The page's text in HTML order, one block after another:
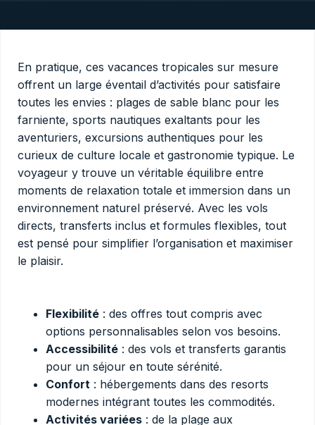
En pratique, ces vacances tropicales sur mesure
offrent un large éventail d’activités pour satisfaire
toutes les envies : plages de sable blanc pour les
farniente, sports nautiques exaltants pour les
aventuriers, excursions authentiques pour les
curieux de culture locale et gastronomie typique. Le
voyageur y trouve un véritable équilibre entre
moments de relaxation totale et immersion dans un
environnement naturel préservé. Avec les vols
directs, transferts inclus et formules flexibles, tout
est pensé pour simplifier l’organisation et maximiser
le plaisir.
Flexibilité : des offres tout compris avec
options personnalisables selon vos besoins.
Accessibilité : des vols et transferts garantis
pour un séjour en toute sérénité.
Confort : hébergements dans des resorts
modernes intégrant toutes les commodités.
Activités variées : de la plage aux